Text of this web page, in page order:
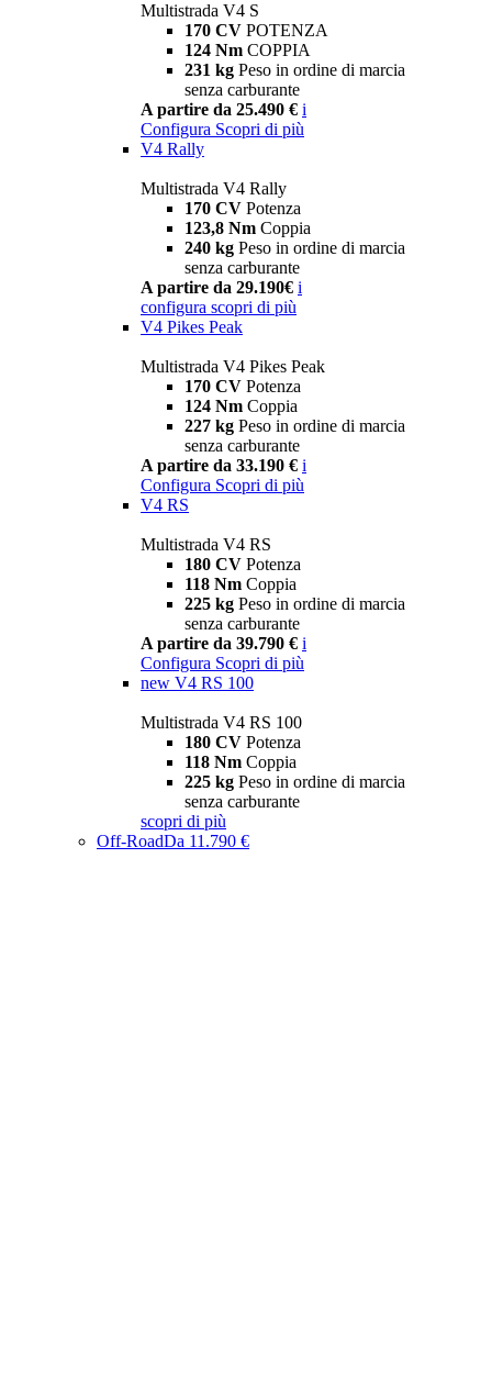
Multistrada V4 S
170 CV POTENZA
124 Nm COPPIA
231 kg Peso in ordine di marcia
senza carburante
A partire da 25.490 € i
Configura Scopri di più
V4 Rally
Multistrada V4 Rally
170 CV Potenza
123,8 Nm Coppia
240 kg Peso in ordine di marcia
senza carburante
A partire da 29.190€ i
configura scopri di più
V4 Pikes Peak
Multistrada V4 Pikes Peak
170 CV Potenza
124 Nm Coppia
227 kg Peso in ordine di marcia
senza carburante
A partire da 33.190 € i
Configura Scopri di più
V4 RS
Multistrada V4 RS
180 CV Potenza
118 Nm Coppia
225 kg Peso in ordine di marcia
senza carburante
A partire da 39.790 € i
Configura Scopri di più
new V4 RS 100
Multistrada V4 RS 100
180 CV Potenza
118 Nm Coppia
225 kg Peso in ordine di marcia
senza carburante
scopri di più
Off-RoadDa 11.790 €